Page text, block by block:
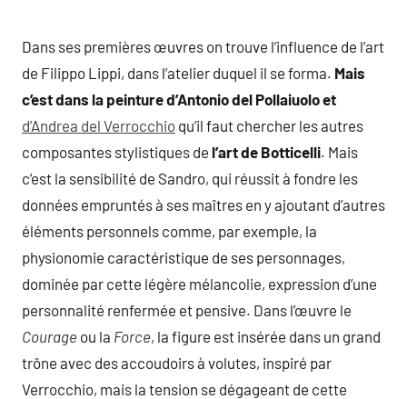
Dans ses premières œuvres on trouve l’influence de l’art
de Filippo Lippi, dans l’atelier duquel il se forma. Mais
c’est dans la peinture d’Antonio del Pollaiuoloet
d’Andrea del Verrocchio qu’il faut chercher les autres
composantes stylistiques de l’art de Botticelli. Mais
c’est la sensibilité de Sandro, qui réussit à fondre les
données empruntés à ses maîtres en y ajoutant d’autres
éléments personnels comme, par exemple, la
physionomie caractéristique de ses personnages,
dominée par cette légère mélancolie, expression d’une
personnalité renfermée et pensive. Dans l’œuvre le
Courage ou la Force, la figure est insérée dans un grand
trône avec des accoudoirs à volutes, inspiré par
Verrocchio, mais la tension se dégageant de cette